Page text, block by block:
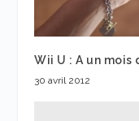
Wii U : A un mois
30 avril 2012